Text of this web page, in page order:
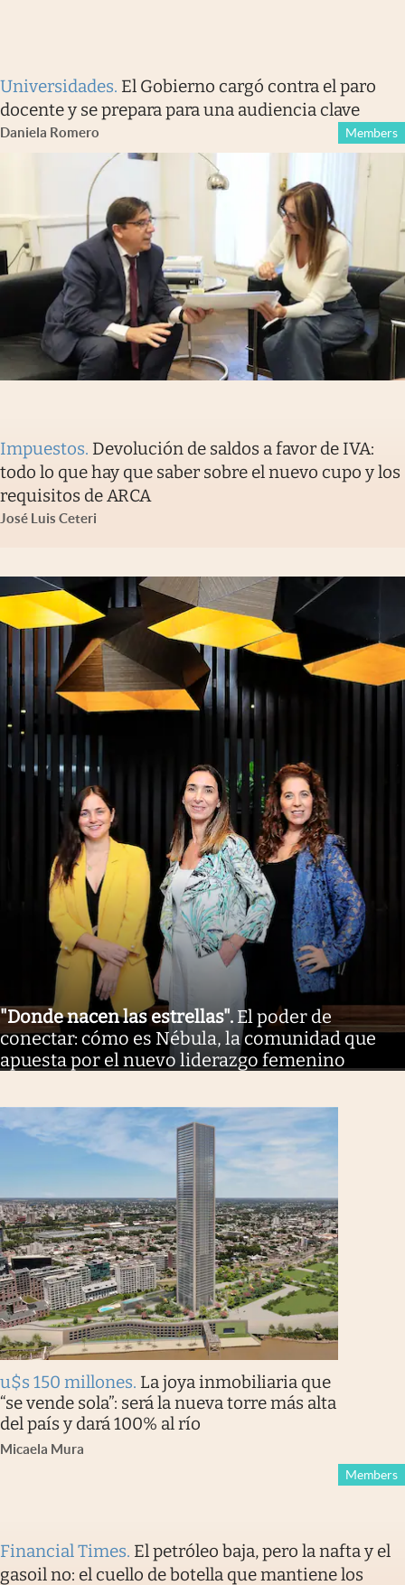
Universidades. El Gobierno cargó contra el paro
docente y se prepara para una audiencia clave
Daniela Romero Members
Impuestos. Devolución de saldos a favor de IVA:
todo lo que hay que saber sobre el nuevo cupo y los
requisitos de ARCA
José Luis Ceteri
"Donde nacen las estrellas". El poder de
conectar: cómo es Nébula, la comunidad que
apuesta por el nuevo liderazgo femenino
u$s 150 millones. La joya inmobiliaria que
“se vende sola”: será la nueva torre más alta
del país y dará 100% al río
Micaela Mura
Members
Financial Times. El petróleo baja, pero la nafta y el
gasoil no: el cuello de botella que mantiene los